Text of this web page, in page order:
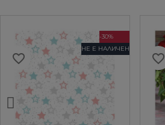
-30%
НЕ Е НАЛИЧЕН
favorite_border favorite_border